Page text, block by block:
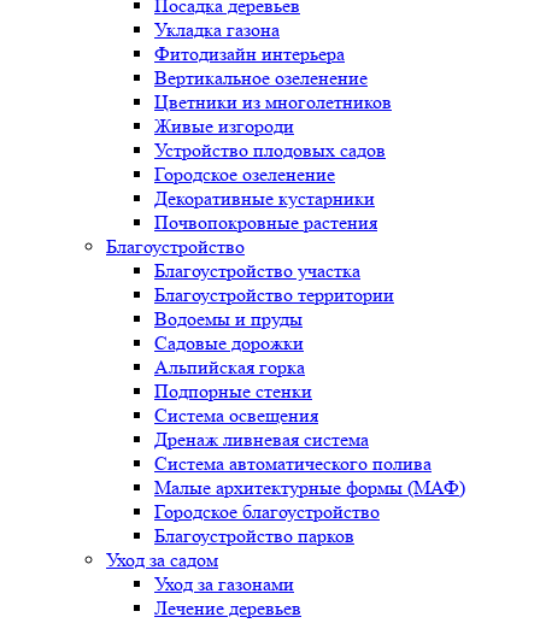
Посадка деревьев
Укладка газона
Фитодизайн интерьера
Вертикальное озеленение
Цветники из многолетников
Живые изгороди
Устройство плодовых садов
Городское озеленение
Декоративные кустарники
Почвопокровные растения
Благоустройство
Благоустройство участка
Благоустройство территории
Водоемы и пруды
Садовые дорожки
Альпийская горка
Подпорные стенки
Система освещения
Дренаж ливневая система
Система автоматического полива
Малые архитектурные формы (МАФ)
Городское благоустройство
Благоустройство парков
Уход за садом
Уход за газонами
Лечение деревьев